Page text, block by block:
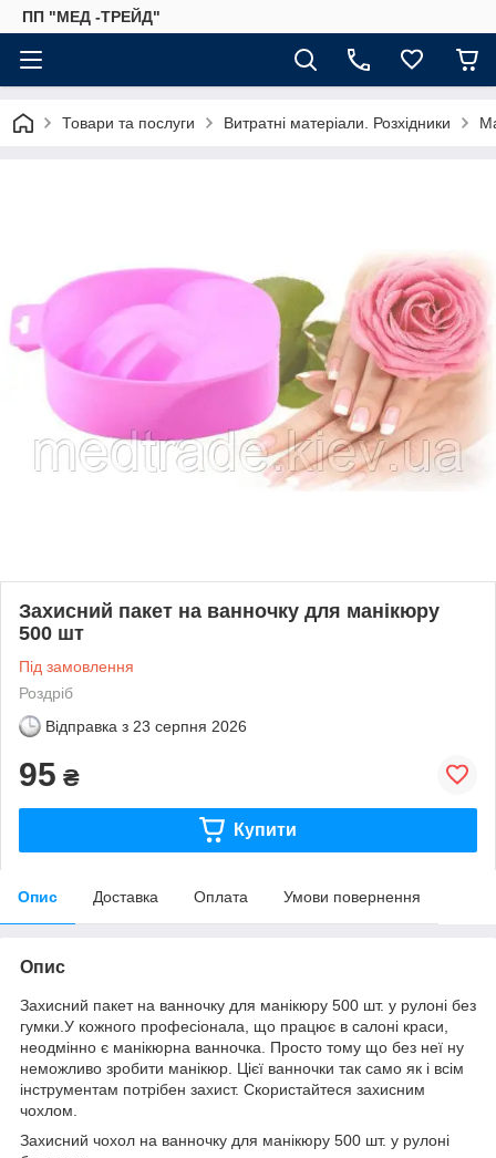
ПП "МЕД -ТРЕЙД"
Товари та послуги Витратні матеріали. Розхідники
Захисний пакет на ванночку для манікюру
500 шт
Під замовлення
Роздріб
Відправка з 23 серпня 2026
95 ₴
Купити
Опис Доставка Оплата Умови повернення
Опис
Захисний пакет на ванночку для манікюру 500 шт. у рулоні без
гумки.У кожного професіонала, що працює в салоні краси,
неодмінно є манікюрна ванночка. Просто тому що без неї ну
неможливо зробити манікюр. Цієї ванночки так само як і всім
інструментам потрібен захист. Скористайтеся захисним
чохлом.
Захисний чохол на ванночку для манікюру 500 шт. у рулоні